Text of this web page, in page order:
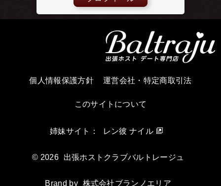
個人情報保護方針 運営会社・特定商取引法
このサイトについて
姉妹サイト： レン彼 ナイル
© 2026 出張ホストクラブバルトレージュ
Brand by 株式会社ブランノエリア